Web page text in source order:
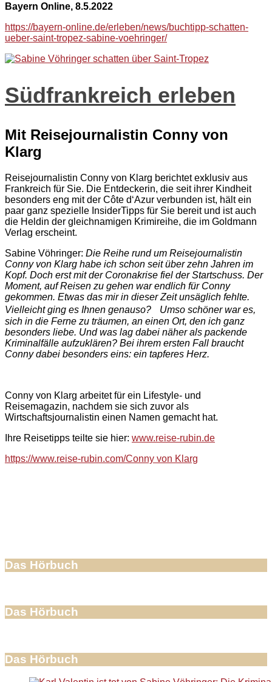
Bayern Online, 8.5.2022
https://bayern-online.de/erleben/news/buchtipp-schatten-
ueber-saint-tropez-sabine-voehringer/
Südfrankreich erleben
Mit Reisejournalistin Conny von
Klarg
Reisejournalistin Conny von Klarg berichtet exklusiv aus
Frankreich für Sie. Die Entdeckerin, die seit ihrer Kindheit
besonders eng mit der Côte d‘Azur verbunden ist, hält ein
paar ganz spezielle InsiderTipps für Sie bereit und ist auch
die Heldin der gleichnamigen Krimireihe, die im Goldmann
Verlag erscheint.
Sabine Vöhringer: Die Reihe rund um Reisejournalistin
Conny von Klarg habe ich schon seit über zehn Jahren im
Kopf. Doch erst mit der Coronakrise fiel der Startschuss. Der
Moment, auf Reisen zu gehen war endlich für Conny
gekommen. Etwas das mir in dieser Zeit unsäglich fehlte.
Vielleicht ging es Ihnen genauso? Umso schöner war es,
sich in die Ferne zu träumen, an einen Ort, den ich ganz
besonders liebe. Und was lag dabei näher als packende
Kriminalfälle aufzuklären? Bei ihrem ersten Fall braucht
Conny dabei besonders eins: ein tapferes Herz.
Conny von Klarg arbeitet für ein Lifestyle- und
Reisemagazin, nachdem sie sich zuvor als
Wirtschaftsjournalistin einen Namen gemacht hat.
Ihre Reisetipps teilte sie hier: www.reise-rubin.de
https://www.reise-rubin.com/Conny von Klarg
Das Hörbuch
Das Hörbuch
Das Hörbuch